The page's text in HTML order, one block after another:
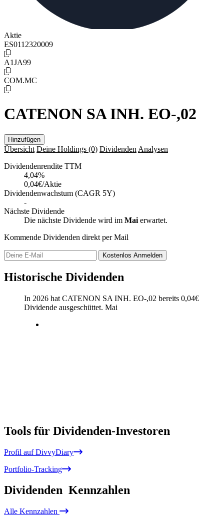
Aktie
ES0112320009
A1JA99
COM.MC
CATENON SA INH. EO-,02
Hinzufügen
Übersicht Deine Holdings (0) Dividenden Analysen
Dividendenrendite TTM
4,04%
0,04€/Aktie
Dividendenwachstum (CAGR 5Y)
-
Nächste Dividende
Die nächste Dividende wird im Mai erwartet.
Kommende Dividenden direkt per Mail
Kostenlos Anmelden
Historische Dividenden
In 2026 hat CATENON SA INH. EO-,02 bereits 0,04€
Dividende ausgeschüttet. Mai
Tools für Dividenden-Investoren
Profil auf DivvyDiary
Portfolio-Tracking
Dividenden Kennzahlen
Alle Kennzahlen